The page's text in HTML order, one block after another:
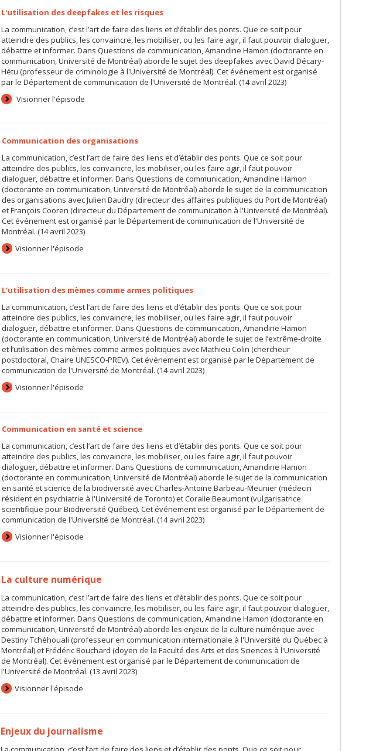
L'utilisation des deepfakes et les risques
La communication, c’est l’art de faire des liens et d’établir des ponts. Que ce soit pour
atteindre des publics, les convaincre, les mobiliser, ou les faire agir, il faut pouvoir dialoguer,
débattre et informer. Dans Questions de communication, Amandine Hamon (doctorante en
communication, Université de Montréal) aborde le sujet des deepfakes avec David Décary-
Hétu (professeur de criminologie à l'Université de Montréal). Cet événement est organisé
par le Département de communication de l'Université de Montréal. (14 avril 2023)
Visionner l'épisode
Communication des organisations
La communication, c’est l’art de faire des liens et d’établir des ponts. Que ce soit pour
atteindre des publics, les convaincre, les mobiliser, ou les faire agir, il faut pouvoir
dialoguer, débattre et informer. Dans Questions de communication, Amandine Hamon
(doctorante en communication, Université de Montréal) aborde le sujet de la communication
des organisations avec Julien Baudry (directeur des affaires publiques du Port de Montréal)
et François Cooren (directeur du Département de communication à l'Université de Montréal).
Cet événement est organisé par le Département de communication de l'Université de
Montréal. (14 avril 2023)
Visionner l'épisode
L’utilisation des mèmes comme armes politiques
La communication, c’est l’art de faire des liens et d’établir des ponts. Que ce soit pour
atteindre des publics, les convaincre, les mobiliser, ou les faire agir, il faut pouvoir
dialoguer, débattre et informer. Dans Questions de communication, Amandine Hamon
(doctorante en communication, Université de Montréal) aborde le sujet de l’extrême-droite
et l’utilisation des mèmes comme armes politiques avec Mathieu Colin (chercheur
postdoctoral, Chaire UNESCO-PREV). Cet événement est organisé par le Département de
communication de l'Université de Montréal. (14 avril 2023)
Visionner l'épisode
Communication en santé et science
La communication, c’est l’art de faire des liens et d’établir des ponts. Que ce soit pour
atteindre des publics, les convaincre, les mobiliser, ou les faire agir, il faut pouvoir
dialoguer, débattre et informer. Dans Questions de communication, Amandine Hamon
(doctorante en communication, Université de Montréal) aborde le sujet de la communication
en santé et science de la biodiversité avec Charles-Antoine Barbeau-Meunier (médecin
résident en psychiatrie à l'Université de Toronto) et Coralie Beaumont (vulgarisatrice
scientifique pour Biodiversité Québec). Cet événement est organisé par le Département de
communication de l'Université de Montréal. (14 avril 2023)
Visionner l'épisode
La culture numérique
La communication, c’est l’art de faire des liens et d’établir des ponts. Que ce soit pour
atteindre des publics, les convaincre, les mobiliser, ou les faire agir, il faut pouvoir dialoguer,
débattre et informer. Dans Questions de communication, Amandine Hamon (doctorante en
communication, Université de Montréal) aborde les enjeux de la culture numérique avec
Destiny Tchéhouali (professeur en communication internationale à l'Université du Québec à
Montréal) et Frédéric Bouchard (doyen de la Faculté des Arts et des Sciences à l'Université
de Montréal). Cet événement est organisé par le Département de communication de
l'Université de Montréal. (13 avril 2023)
Visionner l'épisode
Enjeux du journalisme